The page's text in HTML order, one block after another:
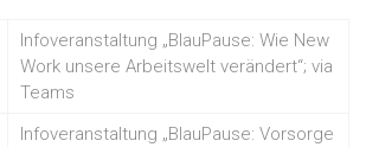
Infoveranstaltung „BlauPause: Wie New
Work unsere Arbeitswelt verändert“; via
Teams
Infoveranstaltung „BlauPause: Vorsorge